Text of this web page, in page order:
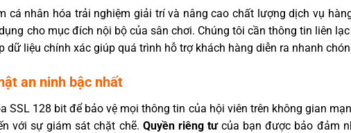
cá nhân hóa trải nghiệm giải trí và nâng cao chất lượng dịch vụ
cho mục đích nội bộ của sân chơi. Chúng tôi cần thông tin liên
dữ liệu chính xác giúp quá trình hỗ trợ khách hàng diễn ra nhanh
an ninh bậc nhất
SSL 128 bit để bảo vệ mọi thông tin của hội viên trên không gian
với sự giám sát chặt chẽ. Quyền riêng tưcủa bạn được bảo đảm